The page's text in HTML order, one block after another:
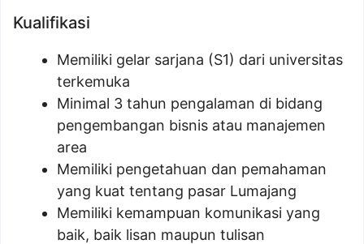
Kualifikasi
Memiliki gelar sarjana (S1) dari universitas
terkemuka
Minimal 3 tahun pengalaman di bidang
pengembangan bisnis atau manajemen
area
Memiliki pengetahuan dan pemahaman
yang kuat tentang pasar Lumajang
Memiliki kemampuan komunikasi yang
baik, baik lisan maupun tulisan